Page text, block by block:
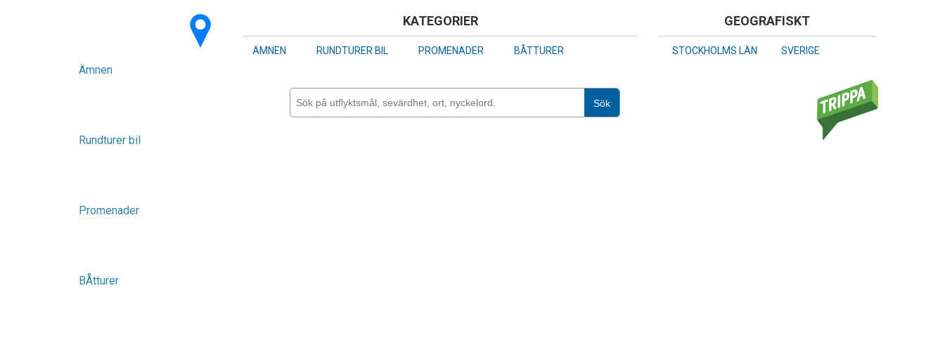
to
main
Ämnen
Rundturer bil
Promenader
BÅtturer
KATEGORIER
ÄMNEN RUNDTURER BIL PROMENADER BÅTTURER
GEOGRAFISKT
STOCKHOLMS LÄN SVERIGE
Sök